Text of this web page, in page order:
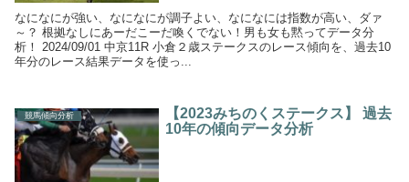
なになにが強い、なになにが調子よい、なになには指数が高い、ダァ
～？ 根拠なしにあーだこーだ喚くでない！男も女も黙ってデータ分
析！ 2024/09/01 中京11R 小倉２歳ステークスのレース傾向を、過去10
年分のレース結果データを使っ...
競馬傾向分析
【2023みちのくステークス】 過去
10年の傾向データ分析